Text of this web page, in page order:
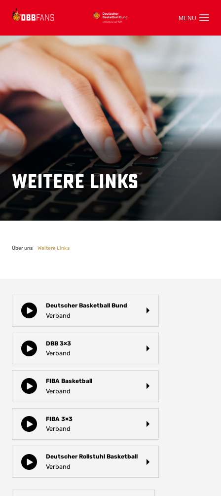
Weitere Links
Über uns Weitere Links
Deutscher Basketball Bund
Verband
DBB 3×3
Verband
FIBA Basketball
Verband
FIBA 3×3
Verband
Deutscher Rollstuhl Basketball
Verband